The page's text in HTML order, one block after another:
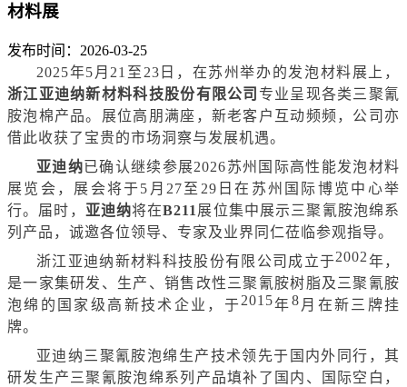
材料展
发布时间：2026-03-25
2025年5月21至23日，在苏州举办的发泡材料展上，
浙江亚迪纳新材料科技股份有限公司 专业呈现各类三聚氰
胺泡棉产品。展位高朋满座，新老客户互动频频， 公司亦
借此收获了宝贵的市场洞察与发展机遇。
亚迪纳已确认继续参展2026苏州国际高性能发泡材料
展览会，展会将于5月27至29日在苏州国际博览中心举
行。届时， 亚迪纳将在B211展位集中展示三聚氰胺泡绵系
列产品，诚邀各位领导、专家及业界同仁莅临参观指导。
浙江亚迪纳新材料科技股份有限公司成立于2002年，
是一家集研发、生产、销售改性三聚氰胺树脂及三聚氰胺
泡绵 的国家级高新技术企业，于2015年8月在新三牌挂
牌。
亚迪纳三聚氰胺泡绵 生产技术领先于国内外同行，其
研发生产三聚氰胺泡绵系列产品填补了 国内、
国际空白，